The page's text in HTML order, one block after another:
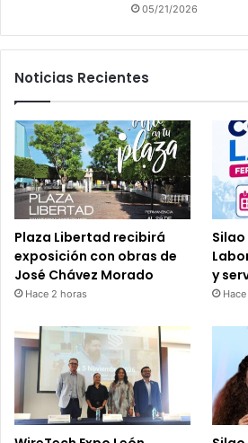
05/21/2026
Noticias Recientes
Plaza Libertad recibirá
exposición con obras de
José Chávez Morado
Hace 2 horas
y